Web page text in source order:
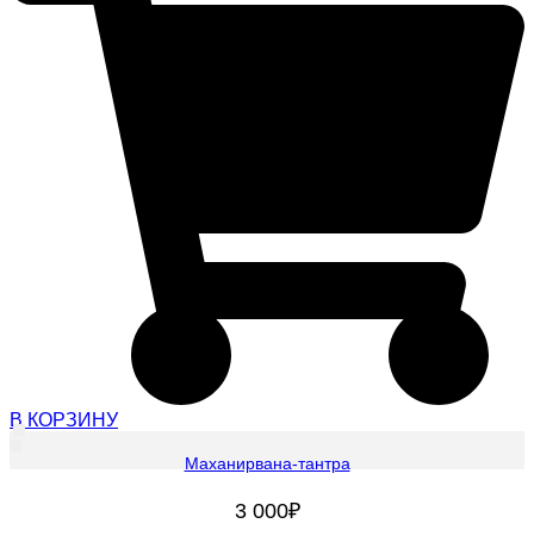
В КОРЗИНУ
Маханирвана-тантра
3 000₽